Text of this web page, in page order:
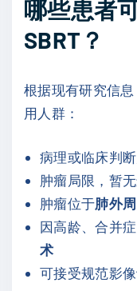
哪些患者
SBRT？
根据现有研究信
用人群：
病理或临床判
肿瘤局限，暂
肿瘤位于肺外周
因高龄、合并
术
可接受规范影